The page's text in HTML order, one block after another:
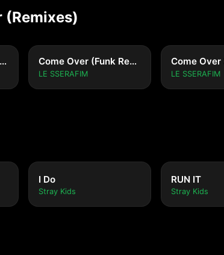
(Remixes)
Come Over (Hyperpop Remix) Come Over (Funk Remix)
LE SSERAFIM LE SSERAFIM
I Do
Stray Kids
RUN IT
Stray Kids